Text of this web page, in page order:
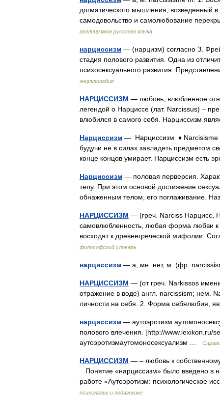
догматического мышления, возведенный в
самодовольство и самолюбование
галлицизмов русского языка
нарциссизм — (нарцизм) согласно З.
стадия полового развития. Одна из
психосексуального развития.
энциклопедия
НАРЦИССИЗМ — любовь, влюбленное
легендой о Нарциссе (лат. Narcissus) –
влюбился в самого себя. Нарциссизм
Нарциссизм — Нарциссизм ♦ Narcisisme
будучи не в силах завладеть предметом
конце концов умирает. Нарциссизм есть
Нарциссизм — половая перверсия.
телу. При этом основой достижение
обнаженным телом, его поглаживание.
НАРЦИССИЗМ — (греч. Narciss Нарцисс,
самовлюбленность, любая форма любви к
восходят к древнегреческой мифолии.
философский словарь
нарциссизм — а, мн. нет, м. (фр.
НАРЦИССИЗМ — (от греч. Narkissos
отражение в воде) англ. narcissism; нем.
личности на себя. 2. Форма себялюбия,
нарциссизм — аутоэротизм
полового влечения. [http://www.lexikon.ru/
аутоэротизмаутомоносексуализм …
НАРЦИССИЗМ — – любовь к
Понятие «нарциссизм» было введено в
работе «Аутоэротизм:
психологии и педагогике